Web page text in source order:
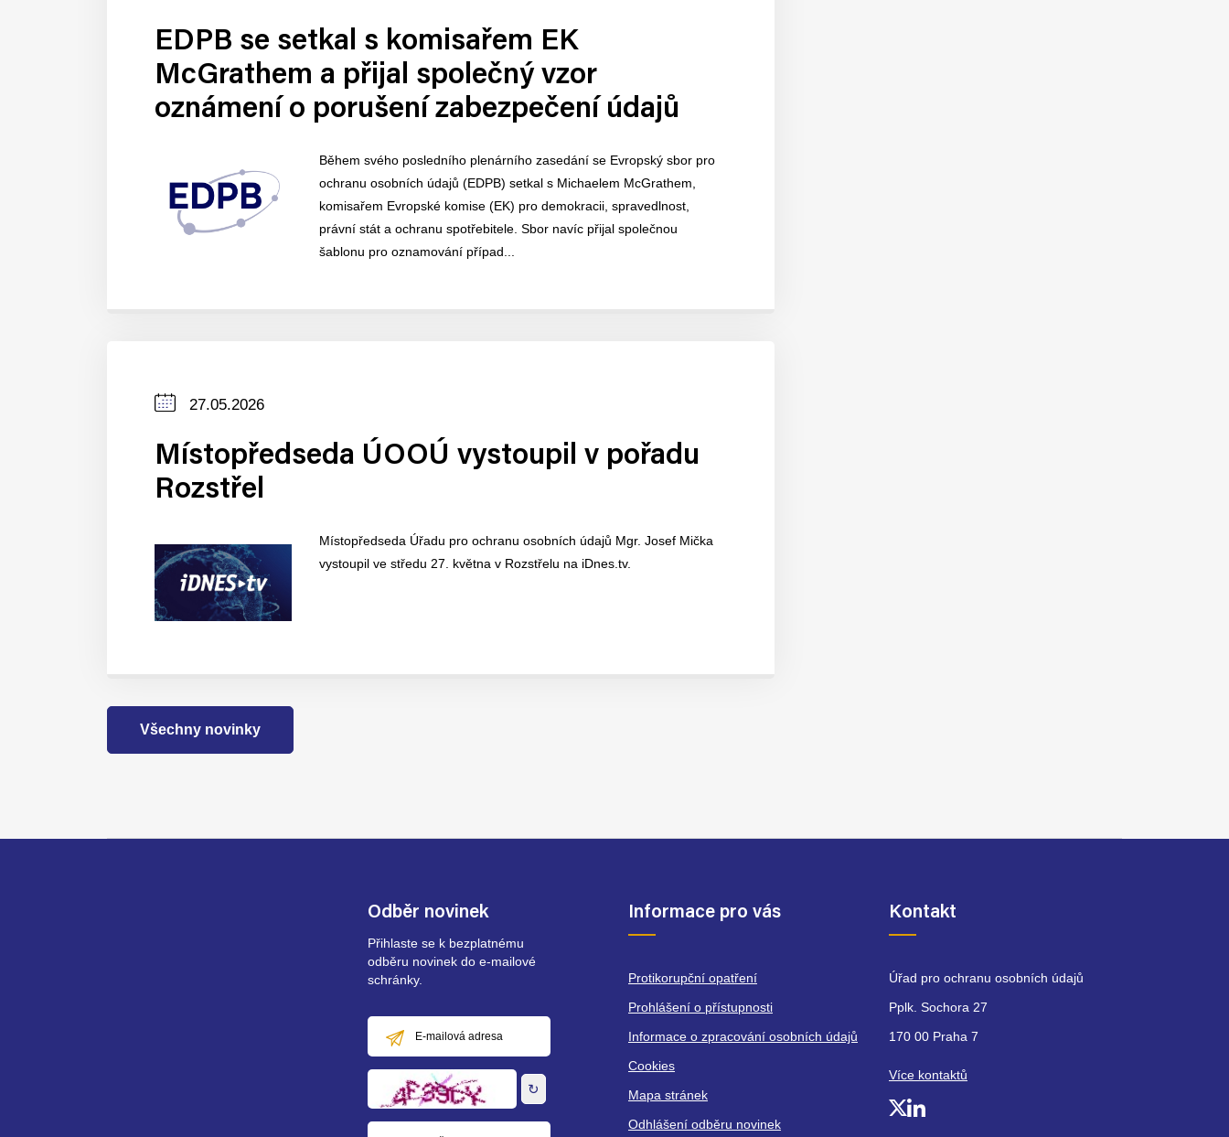
EDPB se setkal s komisařem EK
McGrathem a přijal společný vzor
oznámení o porušení zabezpečení údajů
Během svého posledního plenárního zasedání se Evropský sbor pro
ochranu osobních údajů (EDPB) setkal s Michaelem McGrathem,
komisařem Evropské komise (EK) pro demokracii, spravedlnost,
právní stát a ochranu spotřebitele. Sbor navíc přijal společnou
šablonu pro oznamování případ...
Datum
27.05.2026
Místopředseda ÚOOÚ vystoupil v pořadu
Rozstřel
Místopředseda Úřadu pro ochranu osobních údajů Mgr. Josef Mička
vystoupil ve středu 27. května v Rozstřelu na iDnes.tv.
Všechny novinky
Odběr novinek
Přihlaste se k bezplatnému
odběru novinek do e-mailové
schránky.
mailová
adresa
↻
Informace pro vás
Protikorupční opatření
Prohlášení o přístupnosti
Informace o zpracování osobních údajů
Cookies
Mapa stránek
Odhlášení odběru novinek
Kontakt
Úřad pro ochranu osobních údajů
Pplk. Sochora 27
170 00 Praha 7
Více kontaktů